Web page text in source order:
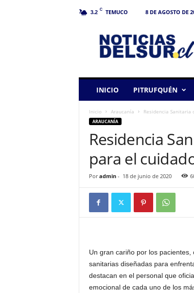
3.2 C TEMUCO 8 DE AGOSTO DE
INICIO PITRUFQUÉN
Inicio Araucanía Residencia Sanitaria
ARAUCANÍA
Residencia
para el
Por admin- 18 de junio de 2020
Un gran cariño por los
sanitarias diseñadas para
destacan en el personal que
emocional de cada uno de los